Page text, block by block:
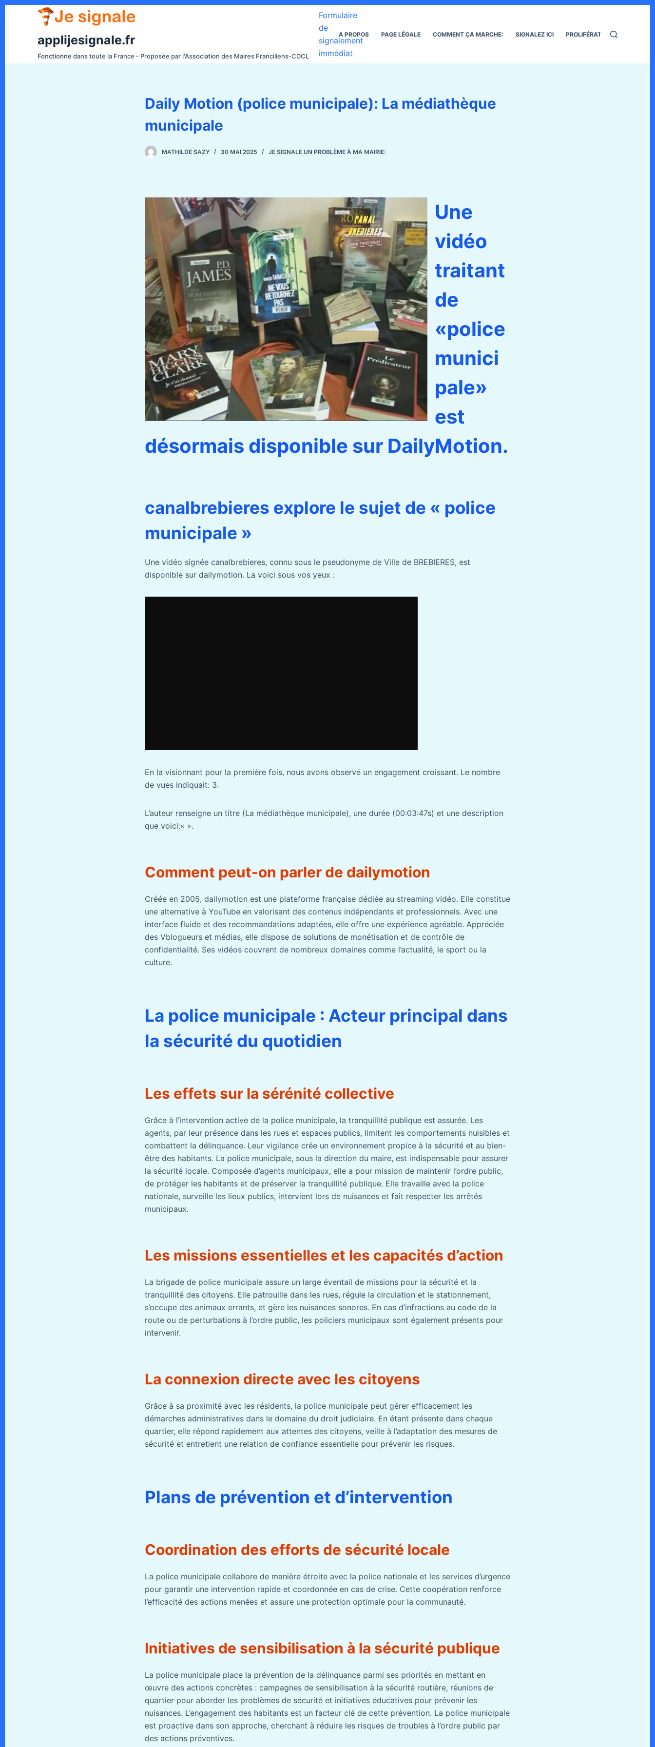
e
applijesignale.fr
Fonctionne dans toute la France - Proposée par l'Association des Maires Franciliens-CDCL
Formulaire
de
signalement
immédiat
A PROPOS PAGE LÉGALE COMMENT ÇA MARCHE: SIGNALEZ ICI PROLIFÉRATION DES RATS
Daily Motion (police municipale): La médiathèque
municipale
MATHILDE SAZY 30 MAI 2025 JE SIGNALE UN PROBLÈME À MA MAIRIE:
Une
vidéo
traitant
de
«police
munici
pale»
est
désormais disponible sur DailyMotion.
canalbrebieres explore le sujet de « police
municipale »
Une vidéo signée canalbrebieres, connu sous le pseudonyme de Ville de BREBIERES, est
disponible sur dailymotion. La voici sous vos yeux :
En la visionnant pour la première fois, nous avons observé un engagement croissant. Le nombre
de vues indiquait: 3.
L’auteur renseigne un titre (La médiathèque municipale), une durée (00:03:47s) et une description
que voici:« ».
Comment peut-on parler de dailymotion
Créée en 2005, dailymotion est une plateforme française dédiée au streaming vidéo. Elle constitue
une alternative à YouTube en valorisant des contenus indépendants et professionnels. Avec une
interface fluide et des recommandations adaptées, elle offre une expérience agréable. Appréciée
des Vblogueurs et médias, elle dispose de solutions de monétisation et de contrôle de
confidentialité. Ses vidéos couvrent de nombreux domaines comme l’actualité, le sport ou la
culture.
La police municipale : Acteur principal dans
la sécurité du quotidien
Les effets sur la sérénité collective
Grâce à l’intervention active de la police municipale, la tranquillité publique est assurée. Les
agents, par leur présence dans les rues et espaces publics, limitent les comportements nuisibles et
combattent la délinquance. Leur vigilance crée un environnement propice à la sécurité et au bien-
être des habitants. La police municipale, sous la direction du maire, est indispensable pour assurer
la sécurité locale. Composée d’agents municipaux, elle a pour mission de maintenir l’ordre public,
de protéger les habitants et de préserver la tranquillité publique. Elle travaille avec la police
nationale, surveille les lieux publics, intervient lors de nuisances et fait respecter les arrêtés
municipaux.
Les missions essentielles et les capacités d’action
La brigade de police municipale assure un large éventail de missions pour la sécurité et la
tranquillité des citoyens. Elle patrouille dans les rues, régule la circulation et le stationnement,
s’occupe des animaux errants, et gère les nuisances sonores. En cas d’infractions au code de la
route ou de perturbations à l’ordre public, les policiers municipaux sont également présents pour
intervenir.
La connexion directe avec les citoyens
Grâce à sa proximité avec les résidents, la police municipale peut gérer efficacement les
démarches administratives dans le domaine du droit judiciaire. En étant présente dans chaque
quartier, elle répond rapidement aux attentes des citoyens, veille à l’adaptation des mesures de
sécurité et entretient une relation de confiance essentielle pour prévenir les risques.
Plans de prévention et d’intervention
Coordination des efforts de sécurité locale
La police municipale collabore de manière étroite avec la police nationale et les services d’urgence
pour garantir une intervention rapide et coordonnée en cas de crise. Cette coopération renforce
l’efficacité des actions menées et assure une protection optimale pour la communauté.
Initiatives de sensibilisation à la sécurité publique
La police municipale place la prévention de la délinquance parmi ses priorités en mettant en
œuvre des actions concrètes : campagnes de sensibilisation à la sécurité routière, réunions de
quartier pour aborder les problèmes de sécurité et initiatives éducatives pour prévenir les
nuisances. L’engagement des habitants est un facteur clé de cette prévention. La police municipale
est proactive dans son approche, cherchant à réduire les risques de troubles à l’ordre public par
des actions préventives.